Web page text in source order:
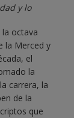
y lo
la octava
la Merced y
el
la
carrera, la
de la
que